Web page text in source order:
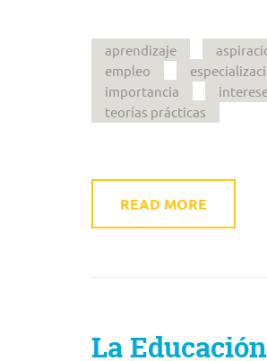
aprendizaje
empleo
importancia
teorías prácticas
READ MORE
La